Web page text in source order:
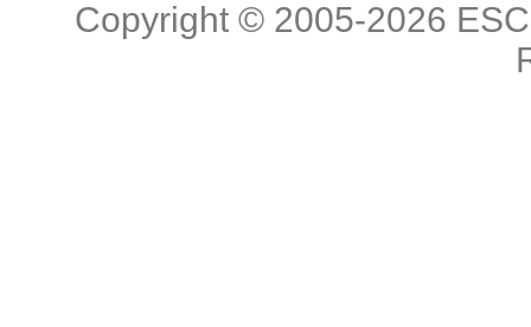
Copyright © 2005-2026